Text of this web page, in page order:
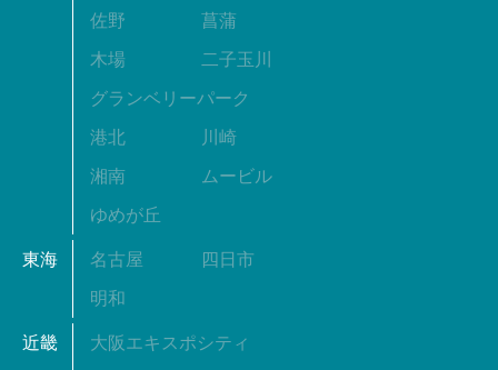
佐野 菖蒲
木場 二子玉川
グランベリーパーク
港北 川崎
湘南 ムービル
ゆめが丘
東海 名古屋 四日市
明和
近畿 大阪エキスポシティ